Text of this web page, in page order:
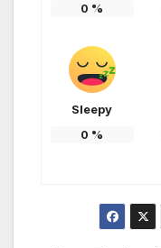
0 %
Sleepy
0 %